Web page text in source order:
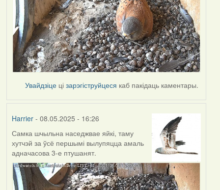
Увайдзіце цізарэгіструйцеся каб пакідаць каментары.
Harrier- 08.05.2025 - 16:26
Самка шчыльна наседжвае яйкі, таму
хутчэй за ўсё першымі вылупяцца амаль
адначасова 3-е птушанят.